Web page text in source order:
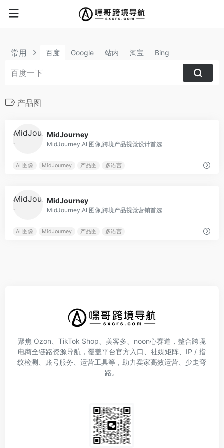
常用 百度 Google 站内 淘宝 Bing
产品图
MidJourney
MidJourney,AI 图像,跨境产品视觉设计首选
AI 图像 MidJourney 产品图 多语言
MidJourney
MidJourney,AI 图像,跨境产品视觉营销首选
AI 图像 MidJourney 产品图 多语言
聚焦 Ozon、TikTok Shop、美客多、noon心赛道，整合跨境
电商全链路资源导航，覆盖平台官方入口、社媒矩阵、IP / 指
纹检测、账号服务、运营工具等，助力卖家高效运营、少走弯
路。